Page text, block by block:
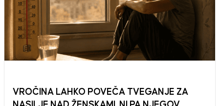
VROČINA LAHKO POVEČA TVEGANJE ZA